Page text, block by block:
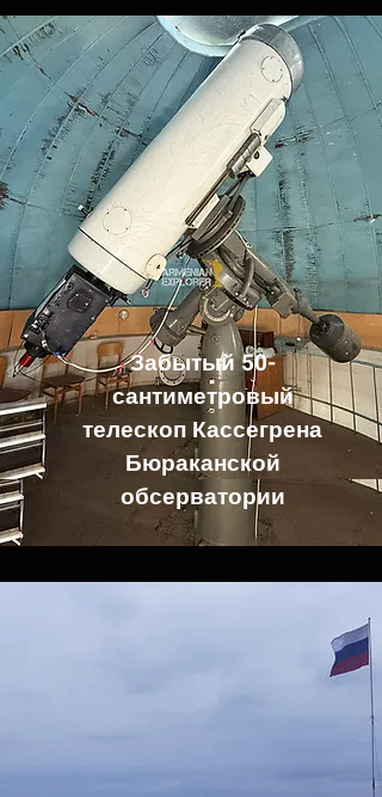
Забытый 50-
сантиметровый
телескоп Кассегрена
Бюраканской
обсерватории